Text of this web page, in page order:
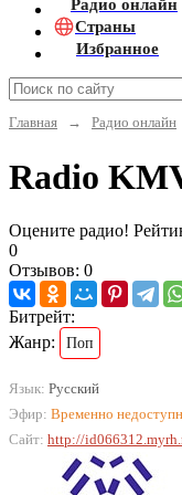
Радио онлайн
Страны
Избранное
Главная
→ Радио онлайн
Radio
Оцените радио!
0
Отзывов: 0
Битрейт:
Жанр:
Поп
Язык: Русский
Эфир: Временно
Сайт: http://